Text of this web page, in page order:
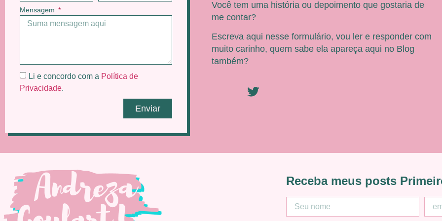
Mensagem
Li e concordo com a Política de
Privacidade.
Enviar
Você tem uma história ou depoimento que gostaria de
me contar?
Escreva aqui nesse formulário, vou ler e responder com
muito carinho, quem sabe ela apareça aqui no Blog
também?
Receba meus posts